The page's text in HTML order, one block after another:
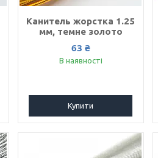
Канитель жорстка 1.25
мм, темне золото
63 ₴
В наявності
Купити